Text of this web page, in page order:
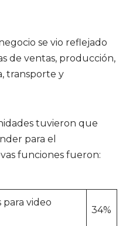
se vio reflejado
de ventas, producción,
transporte y
tuvieron que
para el
funciones fueron:
para video
34%